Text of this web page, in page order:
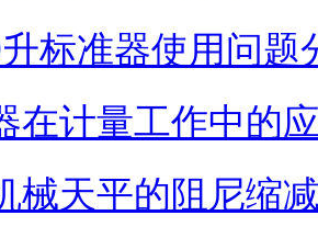
标准器使用问题
在计量工作中的
械天平的阻尼缩